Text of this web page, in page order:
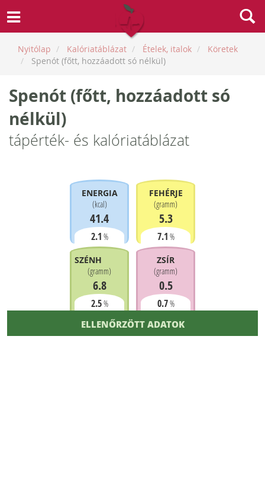
Nyitólap Kalóriatáblázat Ételek, italok
Köretek
Spenót (főtt, hozzáadott só nélkül)
Spenót (főtt, hozzáadott só
nélkül)
tápérték- és kalóriatáblázat
ENERGIA
(kcal)
41.4
2.1 %
FEHÉRJE
(gramm)
5.3
7.1 %
SZÉNHIDRÁT
(gramm)
6.8
2.5%
ZSÍR
(gramm)
0.5
0.7%
ELLENŐRZÖTT ADATOK